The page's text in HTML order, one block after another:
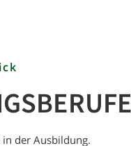
der Ausbildung.